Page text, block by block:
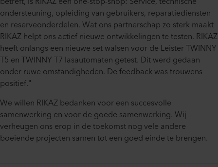
ondersteuning, opleiding van gebruikers, reparatiediensten
en reserveonderdelen. Wat ons partnerschap zo sterk maakt
RIKAZ helpt ons actief nieuwe ontwikkelingen te testen. RIKAZ
heeft onlangs een nieuwe set walsen voor de Leister TWINNY
T5 en TWINNY T7 lasautomaten getest. Dit werd gedaan
onder ruwe omstandigheden. De feedback was trouwens
positief."
We willen RIKAZ bedanken voor een succesvolle
samenwerking en voor de goede samenwerking. Wij
verheugen ons erop in de toekomst nog vele andere
boeiende projecten samen tot een goed einde te brengen.